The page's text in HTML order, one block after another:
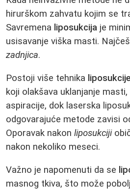
hirurškom zahvatu kojim se
Savremena liposukcija je
usisavanje viška masti.
zadnjica.
Postoji više tehnika
koji olakšava uklanjanje
aspiracije, dok laserska
odgovarajuće metode zavisi
Oporavak nakonliposukciji
nakon nekoliko meseci.
Važno je napomenuti da se
masnog tkiva, što može